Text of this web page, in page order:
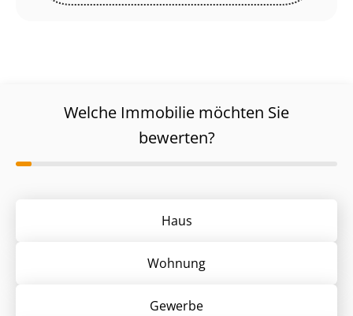
Welche Immobilie möchten Sie
bewerten?
Haus
Wohnung
Gewerbe